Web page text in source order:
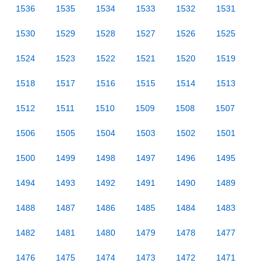
1536 1535 1534 1533 1532 1531
1530 1529 1528 1527 1526 1525
1524 1523 1522 1521 1520 1519
1518 1517 1516 1515 1514 1513
1512 1511 1510 1509 1508 1507
1506 1505 1504 1503 1502 1501
1500 1499 1498 1497 1496 1495
1494 1493 1492 1491 1490 1489
1488 1487 1486 1485 1484 1483
1482 1481 1480 1479 1478 1477
1476 1475 1474 1473 1472 1471